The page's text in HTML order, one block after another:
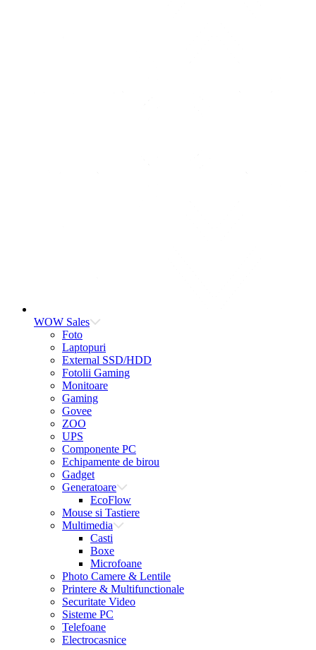
WOW Sales
Foto
Laptopuri
External SSD/HDD
Fotolii Gaming
Monitoare
Gaming
Govee
ZOO
UPS
Componente PC
Echipamente de birou
Gadget
Generatoare
EcoFlow
Mouse si Tastiere
Multimedia
Casti
Boxe
Microfoane
Photo Camere & Lentile
Printere & Multifunctionale
Securitate Video
Sisteme PC
Telefoane
Electrocasnice